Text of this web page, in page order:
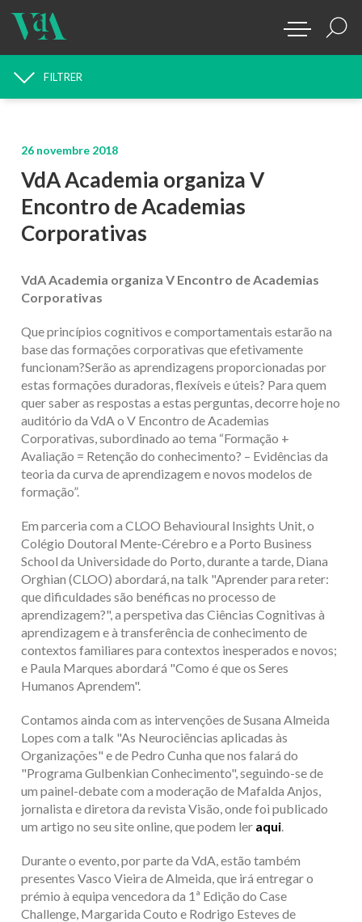
RECHERCHE D'ACTUALITÉS
FILTRER
26 novembre 2018
VdA Academia organiza V
Encontro de Academias
Corporativas
VdA Academia organiza V Encontro de Academias
Corporativas
Que princípios cognitivos e comportamentais estarão na
base das formações corporativas que efetivamente
funcionam?Serão as aprendizagens proporcionadas por
estas formações duradoras, flexíveis e úteis? Para quem
quer saber as respostas a estas perguntas, decorre hoje no
auditório da VdA o V Encontro de Academias
Corporativas, subordinado ao tema “Formação +
Avaliação = Retenção do conhecimento? – Evidências da
teoria da curva de aprendizagem e novos modelos de
formação”.
Em parceria com a CLOO Behavioural Insights Unit, o
Colégio Doutoral Mente-Cérebro e a Porto Business
School da Universidade do Porto, durante a tarde, Diana
Orghian (CLOO) abordará, na talk "Aprender para reter:
que dificuldades são benéficas no processo de
aprendizagem?", a perspetiva das Ciências Cognitivas à
aprendizagem e à transferência de conhecimento de
contextos familiares para contextos inesperados e novos;
e Paula Marques abordará "Como é que os Seres
Humanos Aprendem".
Contamos ainda com as intervenções de Susana Almeida
Lopes com a talk "As Neurociências aplicadas às
Organizações" e de Pedro Cunha que nos falará do
"Programa Gulbenkian Conhecimento", seguindo-se de
um painel-debate com a moderação de Mafalda Anjos,
jornalista e diretora da revista Visão, onde foi publicado
um artigo no seu site online, que podem ler aqui.
Durante o evento, por parte da VdA, estão também
presentes Vasco Vieira de Almeida, que irá entregar o
prémio à equipa vencedora da 1ª Edição do Case
Challenge, Margarida Couto e Rodrigo Esteves de